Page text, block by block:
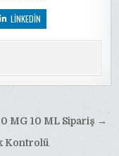
LINKEDIN
MG 10 ML Sipariş →
Kontrolü